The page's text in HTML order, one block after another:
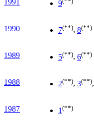
1991 9
1990 7(**), 8(**)
1989 5(**), 6(**)
1988 2(**), 3(**),
1987 1 (**)